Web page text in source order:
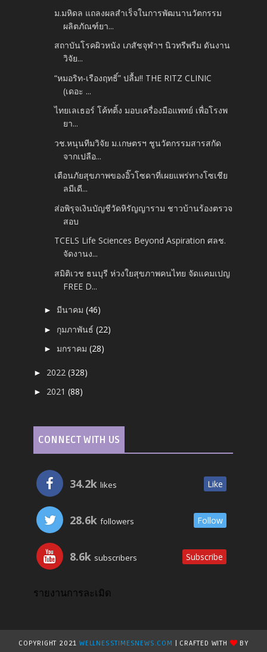
ม.มหิดล แถลงผลสำเร็จในการพัฒนานวัตกรรม
ผลิตภัณฑ์ยา...
สถาบันโรคผิวหนัง เภสัชจุฬาฯ นิวทรีพรีม ดันงาน
วิจัย...
“หมอริท-เรืองฤทธิ์” ปลื้ม!! THE RITZ CLINIC
(เดอะ ...
ไทยเลเธอร์ โค้ทติ้ง มอบเครื่องมือแพทย์ เพื่อโรงพ
ยา...
วช.หนุนทีมวิจัย ม.เกษตรฯ ชูนวัตกรรมสารสกัด
จากเปลือ...
เตือนภัยสุขภาพของอิ๊วโซดาที่เผยแพร่ทางโซเชีย
ลมีเดี...
ส่อพิรุจเงินบัญชีวัดหิรัญญาราม ชาวบ้านร้องตรวจ
สอบ
TCELS Life Sciences Beyond Aspiration ศลช.
จัดงานง...
สมิติเวช ธนบุรี ห่วงใยสุขภาพคนไทย จัดแคมเปญ
FREE D...
► มีนาคม(46)
► กุมภาพันธ์(22)
► มกราคม(28)
► 2022(328)
► 2021(88)
CONNECT WITH US
34.2k likes Like
28.6k followers Follow
8.6k subscribers Subscribe
รายงานการละเมิด
COPYRIGHT 2021WELLNESSTIMESNEWS.COM | CRAFTED WITH BY